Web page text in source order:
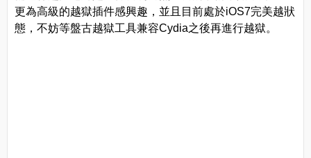
更為高級的越獄插件感興趣，並且目前處於iOS7完美越狀
態，不妨等盤古越獄工具兼容Cydia之後再進行越獄。